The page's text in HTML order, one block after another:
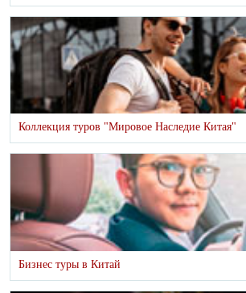
Коллекция туров "Мировое Наследие Китая"
Бизнес туры в Китай